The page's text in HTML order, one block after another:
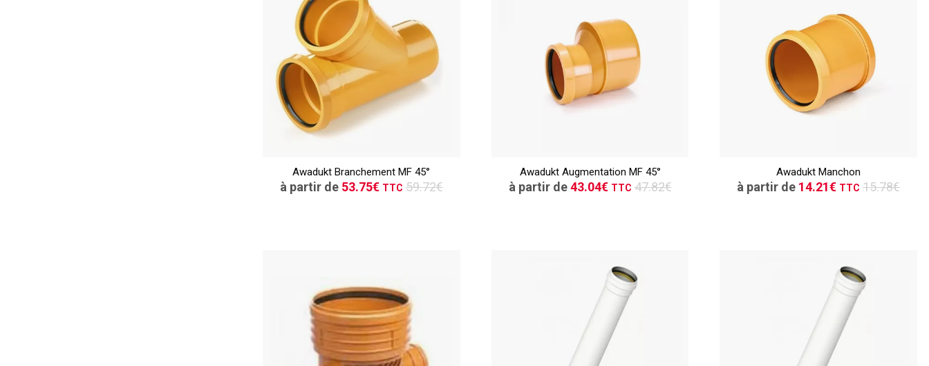
Awadukt Branchement MF 45°
à partir de 53.75€ TTC 59.72€
Demande de devis
Awadukt Augmentation MF 45°
à partir de43.04€ TTC 47.82€
Demande de devis
Awadukt Manchon
à partir de 14.21€ TTC 15.78€
Demande de devis